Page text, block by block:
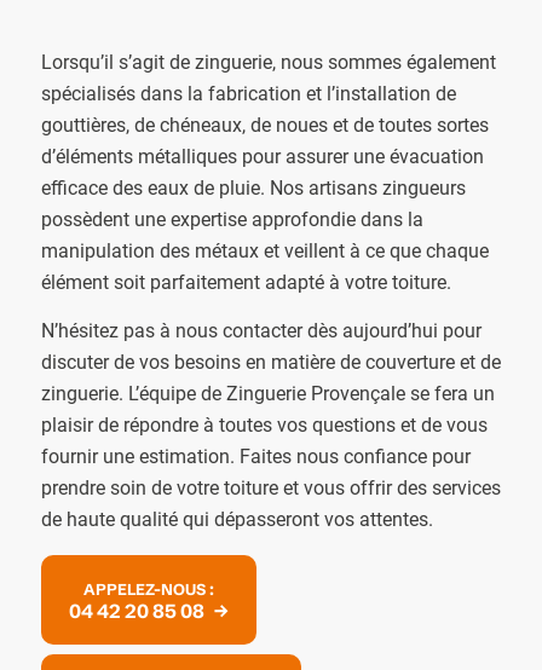
Lorsqu’il s’agit de zinguerie, nous sommes également
spécialisés dans la fabrication et l’installation de
gouttières, de chéneaux, de noues et de toutes sortes
d’éléments métalliques pour assurer une évacuation
efficace des eaux de pluie. Nos artisans zingueurs
possèdent une expertise approfondie dans la
manipulation des métaux et veillent à ce que chaque
élément soit parfaitement adapté à votre toiture.
N’hésitez pas à nous contacter dès aujourd’hui pour
discuter de vos besoins en matière de couverture et de
zinguerie. L’équipe de Zinguerie Provençale se fera un
plaisir de répondre à toutes vos questions et de vous
fournir une estimation. Faites nous confiance pour
prendre soin de votre toiture et vous offrir des services
de haute qualité qui dépasseront vos attentes.
APPELEZ-NOUS :
04 42 20 85 08